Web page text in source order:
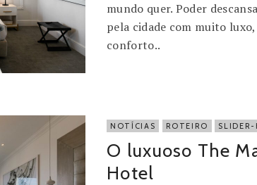
mundo quer. Poder
pela cidade com muito
conforto..
NOTÍCIAS ROTEIRO SLIDER-
O luxuoso The
Hotel